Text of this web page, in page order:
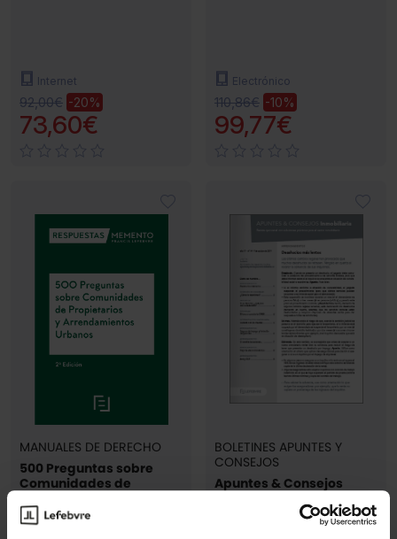
Internet
92,00€ -20%
73,60€
Electrónico
110,86€ -10%
99,77€
MANUALES DE DERECHO
500 Preguntas sobre
Comunidades de
Arrendamientos
Urbanos
BOLETINES APUNTES Y
CONSEJOS
Apuntes & Consejos